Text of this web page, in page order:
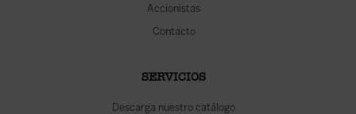
Accionistas
Contacto
SERVICIOS
Descarga nuestro catálogo